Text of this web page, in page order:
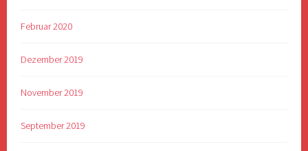
Februar 2020
Dezember 2019
November 2019
September 2019